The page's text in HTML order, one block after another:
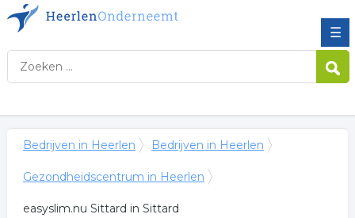
☰
Bedrijven in Heerlen Bedrijven in Heerlen
Gezondheidscentrum in Heerlen
easyslim.nu Sittard in Sittard